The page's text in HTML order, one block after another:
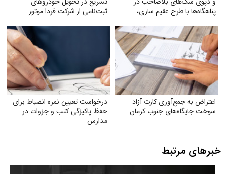
پناهگاه‌ها با طرح عقیم سازی،
فرهنگسازی عمومی
ثبت‌نامی از شرکت فردا موتور
اعتراض به جمع‌آوری کارت آزاد
سوخت جایگاه‌های جنوب کرمان
درخواست تعیین نمره انضباط برای
حفظ پاکیزگی کتب و جزوات در
مدارس
خبرهای مرتبط